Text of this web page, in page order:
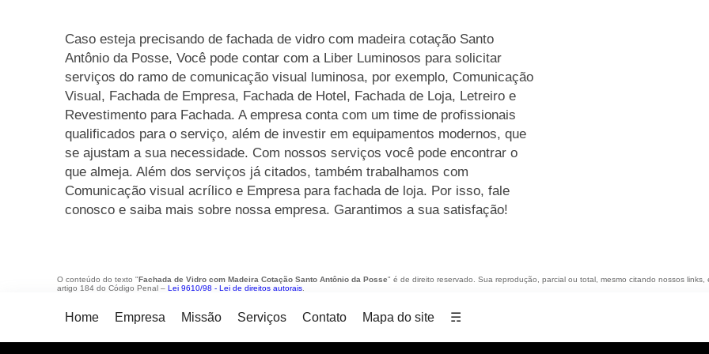
Caso esteja precisando de fachada de vidro com madeira cotação Santo
Antônio da Posse, Você pode contar com a Liber Luminosos para solicitar
serviços do ramo de comunicação visual luminosa, por exemplo, Comunicação
Visual, Fachada de Empresa, Fachada de Hotel, Fachada de Loja, Letreiro e
Revestimento para Fachada. A empresa conta com um time de profissionais
qualificados para o serviço, além de investir em equipamentos modernos, que
se ajustam a sua necessidade. Com nossos serviços você pode encontrar o
que almeja. Além dos serviços já citados, também trabalhamos com
Comunicação visual acrílico e Empresa para fachada de loja. Por isso, fale
conosco e saiba mais sobre nossa empresa. Garantimos a sua satisfação!
O conteúdo do texto "Fachada de Vidro com Madeira Cotação Santo Antônio da Posse" é de direito reservado. Sua reprodução, parcial ou total, mesmo citando nossos
artigo 184 do Código Penal – Lei 9610/98 - Lei de direitos autorais
Home Empresa Missão Serviços Contato Mapa do site ☴